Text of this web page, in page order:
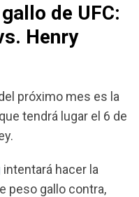
de UFC:
Henry
próximo mes es la
tendrá lugar el 6 de
intentará hacer la
peso gallo contra,